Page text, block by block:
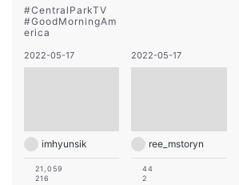
#CentralParkTV
#GoodMorningAm
erica
2022-05-17
imhyunsik
21,059
216
2022-05-17
ree_mstoryn
44
2